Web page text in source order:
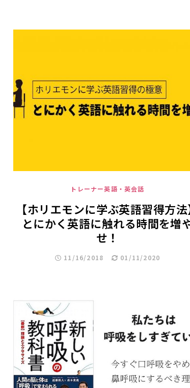
トレーナー英語・英会話
【ホリエモンに学ぶ英語習得方法
とにかく英語に触れる時間を増
せ！
11/16/2018 01/11/2020